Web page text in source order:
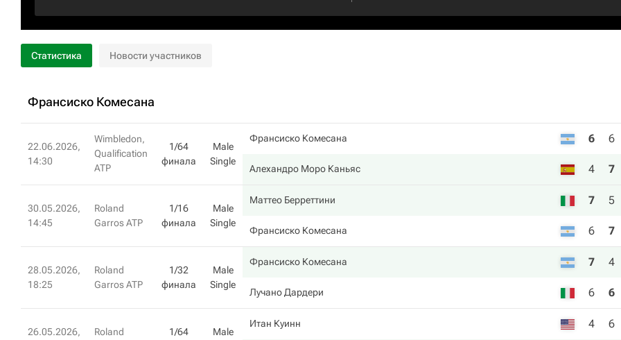
Статистика Новости участников
Франсиско Комесана
22.06.2026,
14:30
Wimbledon,
Qualification
ATP
1/64
финала
Male
Single
Франсиско Комесана 6 6
Алехандро Моро Каньяс 4 7
30.05.2026,
14:45
Roland
Garros ATP
1/16
финала
Male
Single
Маттео Берреттини 7 5
Франсиско Комесана 6 7
28.05.2026,
18:25
Roland
Garros ATP
1/32
финала
Male
Single
Франсиско Комесана 7 4
Лучано Дардери 6 6
26.05.2026,
Roland
1/64
Male
Итан Куинн 4 6